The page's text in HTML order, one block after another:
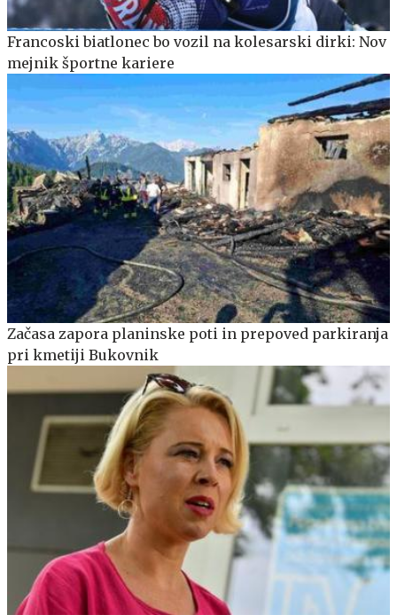
Francoski biatlonec bo vozil na kolesarski dirki: Nov
mejnik športne kariere
Začasa zapora planinske poti in prepoved parkiranja
pri kmetiji Bukovnik